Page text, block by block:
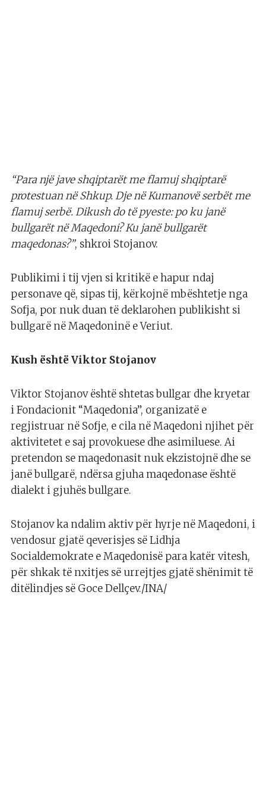
“Para një jave shqiptarët me flamuj shqiptarë
protestuan në Shkup. Dje në Kumanovë serbët me
flamuj serbë. Dikush do të pyeste: po ku janë
bullgarët në Maqedoni? Ku janë bullgarët
maqedonas?”, shkroi Stojanov.
Publikimi i tij vjen si kritikë e hapur ndaj
personave që, sipas tij, kërkojnë mbështetje nga
Sofja, por nuk duan të deklarohen publikisht si
bullgarë në Maqedoninë e Veriut.
Kush është Viktor Stojanov
Viktor Stojanov është shtetas bullgar dhe kryetar
i Fondacionit “Maqedonia”, organizatë e
regjistruar në Sofje, e cila në Maqedoni njihet për
aktivitetet e saj provokuese dhe asimiluese. Ai
pretendon se maqedonasit nuk ekzistojnë dhe se
janë bullgarë, ndërsa gjuha maqedonase është
dialekt i gjuhës bullgare.
Stojanov ka ndalim aktiv për hyrje në Maqedoni, i
vendosur gjatë qeverisjes së Lidhja
Socialdemokrate e Maqedonisë para katër vitesh,
për shkak të nxitjes së urrejtjes gjatë shënimit të
ditëlindjes së Goce Dellçev./INA/